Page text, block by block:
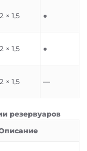
× 1,5 ●
× 1,5 ●
× 1,5 —
резервуаров